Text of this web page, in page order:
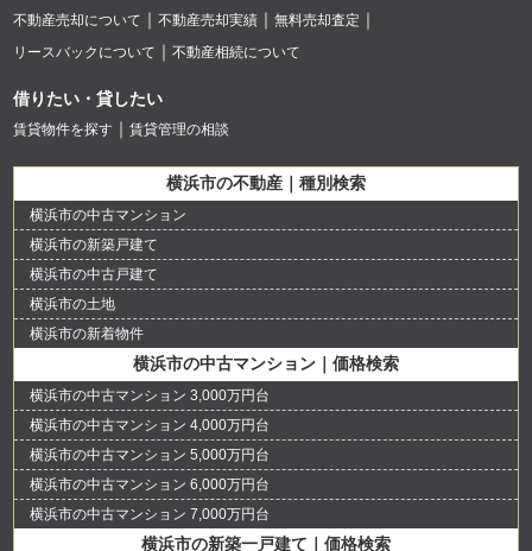
不動産売却について 不動産売却実績
無料売却査定
リースバックについて
不動産相続について
借りたい・貸したい
賃貸物件を探す 賃貸管理の相談
横浜市の不動産｜種別検索
横浜市の中古マンション
横浜市の新築戸建て
横浜市の中古戸建て
横浜市の土地
横浜市の新着物件
横浜市の中古マンション｜価格検索
横浜市の中古マンション 3,000万円台
横浜市の中古マンション 4,000万円台
横浜市の中古マンション 5,000万円台
横浜市の中古マンション 6,000万円台
横浜市の中古マンション 7,000万円台
横浜市の新築一戸建て｜価格検索